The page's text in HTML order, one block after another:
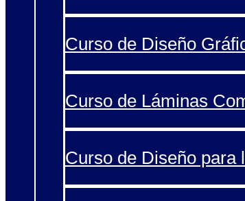
Curso de Diseño
Curso de Láminas
Curso de Diseño para